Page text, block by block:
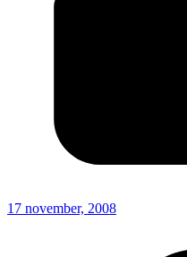
17 november, 2008